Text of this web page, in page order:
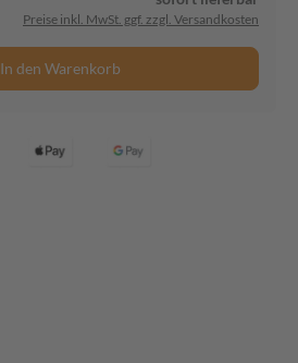
Preise inkl. MwSt. ggf. zzgl. Versandkosten
In den Warenkorb